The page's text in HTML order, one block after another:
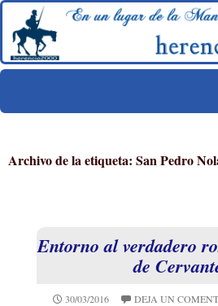
Archivo de la etiqueta: San Pedro
Entorno al verdadero
de
30/03/2016 DEJA UN